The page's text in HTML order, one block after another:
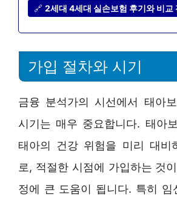
🔗 2세대 4세대 실손보험 후기와 비교
가입 절차와 시기
금융 분석가의 시선에서 태아
시기는 매우 중요합니다. 태아
태아의 건강 위험을 미리 대비
로, 적절한 시점에 가입하는 것
정에 큰 도움이 됩니다. 특히 임